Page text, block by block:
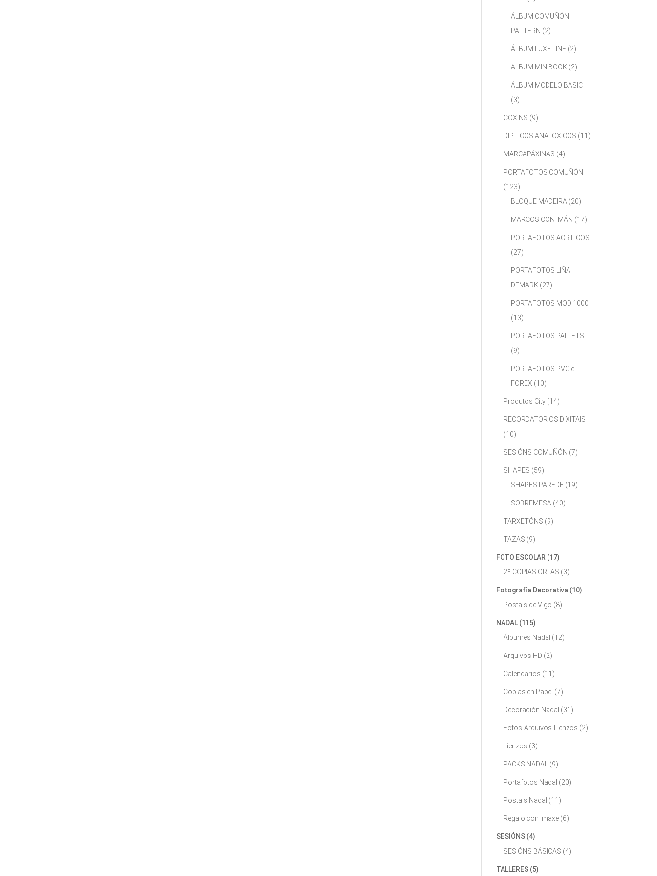
ÁLBUM COMUÑÓN
PATTERN (2)
ÁLBUM LUXE LINE (2)
ALBUM MINIBOOK (2)
ÁLBUM MODELO BASIC
(3)
COXINS (9)
DIPTICOS ANALOXICOS (11)
MARCAPÁXINAS (4)
PORTAFOTOS COMUÑÓN
(123)
BLOQUE MADEIRA (20)
MARCOS CON IMÁN (17)
PORTAFOTOS ACRILICOS
(27)
PORTAFOTOS LIÑA
DEMARK (27)
PORTAFOTOS MOD 1000
(13)
PORTAFOTOS PALLETS
(9)
PORTAFOTOS PVC e
FOREX (10)
Produtos City (14)
RECORDATORIOS DIXITAIS
(10)
SESIÓNS COMUÑÓN (7)
SHAPES (59)
SHAPES PAREDE (19)
SOBREMESA (40)
TARXETÓNS (9)
TAZAS (9)
FOTO ESCOLAR (17)
2º COPIAS ORLAS (3)
Fotografía Decorativa (10)
Postais de Vigo (8)
NADAL (115)
Álbumes Nadal (12)
Arquivos HD (2)
Calendarios (11)
Copias en Papel (7)
Decoración Nadal (31)
Fotos-Arquivos-Lienzos (2)
Lienzos (3)
PACKS NADAL (9)
Portafotos Nadal (20)
Postais Nadal (11)
Regalo con Imaxe (6)
SESIÓNS (4)
SESIÓNS BÁSICAS (4)
TALLERES (5)